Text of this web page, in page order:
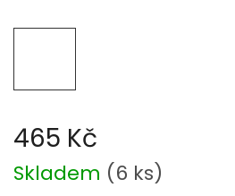
465 Kč
Měrná
cena:
Skladem (6 ks)